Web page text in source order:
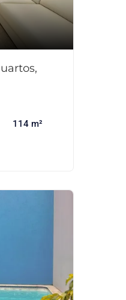
114 m²